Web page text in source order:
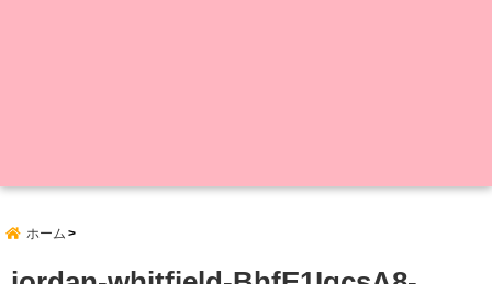
ホーム